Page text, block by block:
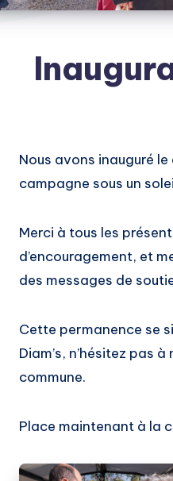
Nous avons inauguré
campagne sous un
Merci à tous les
d’encouragement, et
des messages de
Cette permanence se
Diam’s, n’hésitez pas
commune.
Place maintenant à la